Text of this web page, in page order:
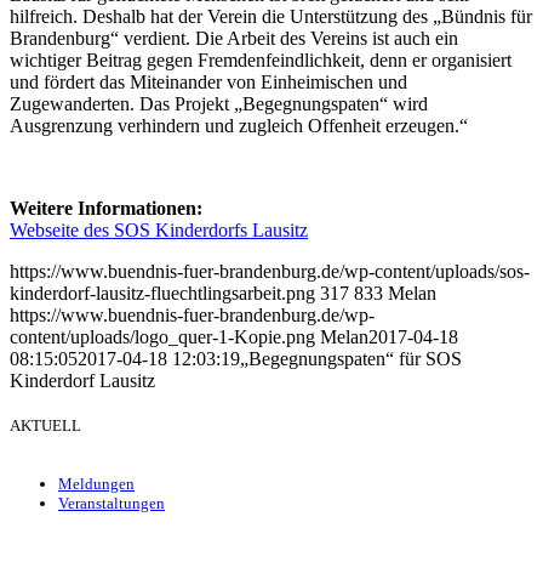
hilfreich. Deshalb hat der Verein die Unterstützung des „Bündnis für
Brandenburg“ verdient. Die Arbeit des Vereins ist auch ein
wichtiger Beitrag gegen Fremdenfeindlichkeit, denn er organisiert
und fördert das Miteinander von Einheimischen und
Zugewanderten. Das Projekt „Begegnungspaten“ wird
Ausgrenzung verhindern und zugleich Offenheit erzeugen.“
Weitere Informationen:
Webseite des SOS Kinderdorfs Lausitz
https://www.buendnis-fuer-brandenburg.de/wp-content/uploads/sos-
kinderdorf-lausitz-fluechtlingsarbeit.png 317 833 Melan
https://www.buendnis-fuer-brandenburg.de/wp-
content/uploads/logo_quer-1-Kopie.png Melan2017-04-18
08:15:052017-04-18 12:03:19„Begegnungspaten“ für SOS
Kinderdorf Lausitz
AKTUELL
Meldungen
Veranstaltungen